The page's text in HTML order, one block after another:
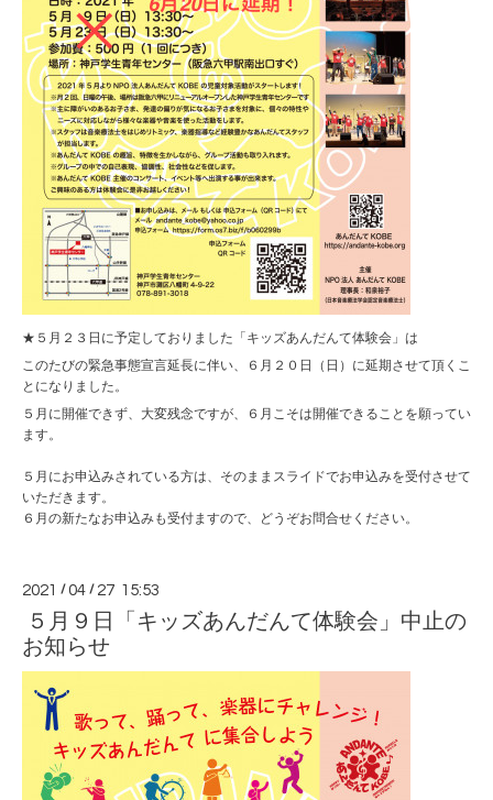
★５月２３日に予定しておりました「キッズあんだんて体験会」は
このたびの緊急事態宣言延長に伴い、６月２０日（日）に延期させて頂くこ
とになりました。
５月に開催できず、大変残念ですが、６月こそは開催できることを願ってい
ます。
５月にお申込みされている方は、そのままスライドでお申込みを受付させて
いただきます。
６月の新たなお申込みも受付ますので、どうぞお問合せください。
2021 /04 / 27 15:53
５月９日「キッズあんだんて体験会」中止の
お知らせ